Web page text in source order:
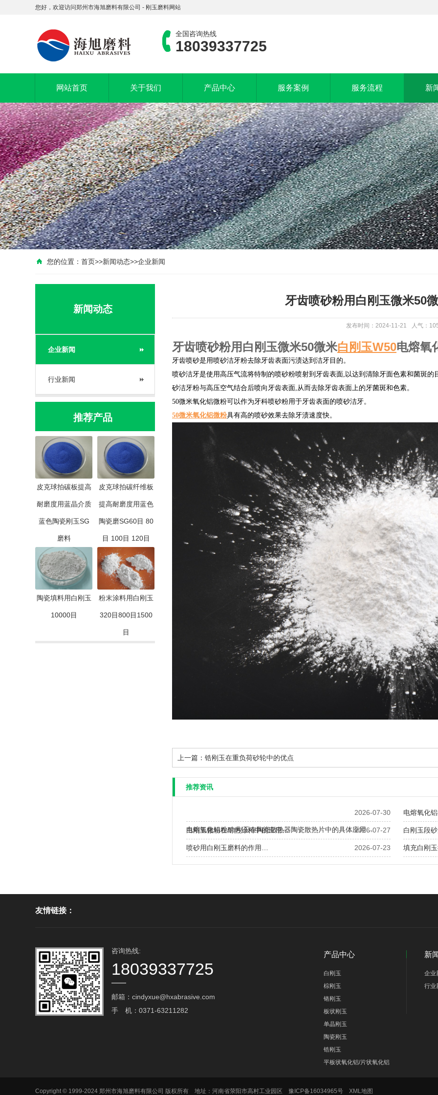
您好，欢迎访问郑州市海旭磨料有限公司 - 刚玉磨料网站
全国咨询热线
18039337725
网站首页 关于我们 产品中心 服务案例 服务流程 新
您的位置： 首页>>新闻动态>>企业新闻
新闻动态
企业新闻
行业新闻
推荐产品
皮克球拍碳板提高
耐磨度用蓝晶介质
蓝色陶瓷刚玉SG
磨料
皮克球拍碳纤维板
提高耐磨度用蓝色
陶瓷磨SG60目 80
目 100目 120目
陶瓷填料用白刚玉
10000目
粉末涂料用白刚玉
320目800目1500
目
牙齿喷砂粉用白刚玉微米50
发布时间：2024-11-21 人气：
牙齿喷砂粉用白刚玉微米50微米白刚玉W50电熔氧
牙齿喷砂是用喷砂洁牙粉去除牙齿表面污渍达到洁牙目的。
喷砂洁牙是使用高压气流将特制的喷砂粉喷射到牙齿表面,以达到清除牙面色素和菌斑
砂洁牙粉与高压空气结合后喷向牙齿表面,从而去除牙齿表面上的牙菌斑和色素。
50微米氧化铝微粉可以作为牙科喷砂粉用于牙齿表面的喷砂洁牙。
50微米氧化铝微粉具有高的喷砂效果去除牙渍速度快。
上一篇： 锆刚玉在重负荷砂轮中的优点
推荐资讯
2026-07-30
电熔氧化铝粉/白刚玉在陶瓷散热器陶瓷散热片中的具体应用…
电熔氧化
2026-07-27
白刚玉微粉在耐热涂料中的应用… 白刚玉段
2026-07-23
喷砂用白刚玉磨料的作用… 填充白刚
友情链接：
咨询热线:
18039337725
邮箱：cindyxue@hxabrasive.com‬
手 机：0371-63211282
产品中心
白刚玉
棕刚玉
铬刚玉
板状刚玉
单晶刚玉
陶瓷刚玉
锆刚玉
平板状氧化铝/片状氧化铝
新
企业
行业
Copyright © 1999-2024 郑州市海旭磨料有限公司 版权所有 地址：河南省荥阳市高村工业园区 豫ICP备16034965号 XML地图